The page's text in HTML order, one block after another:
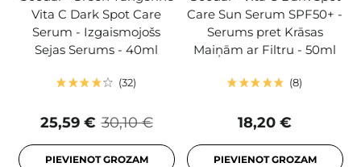
Vita C Dark Spot Care
Serum - Izgaismojošs
Sejas Serums - 40ml
32
30,10 €
25,59 €
PIEVIENOT GROZAM
Care Sun Serum SPF50+ -
Serums pret Krāsas
Maiņām ar Filtru - 50ml
8
18,20 €
PIEVIENOT GROZAM